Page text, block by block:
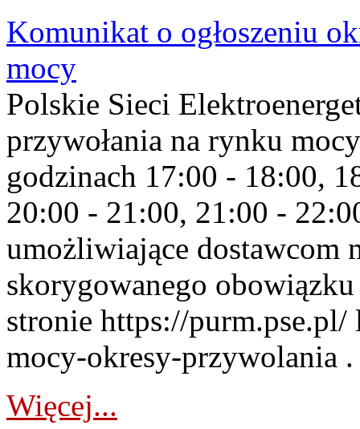
Komunikat o ogłoszeniu
mocy
Polskie Sieci
przywołania na rynku
godzinach 17:00 - 18:00,
20:00 - 21:00, 21:00 -
umożliwiające dostawcom
skorygowanego
stronie https://
mocy-okresy-przywolania
Więcej...